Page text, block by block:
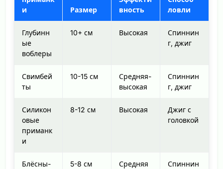
и
Размер
вность
ловли
Глубинн
ые
воблеры
10+ см Высокая
Спиннин
г, джиг
Свимбей
ты
10-15 см
Средняя-
высокая
Спиннин
г, джиг
Силикон
овые
приманк
и
8-12 см Высокая
Джиг с
головкой
Блёсны-
5-8 см Средняя
Спиннин